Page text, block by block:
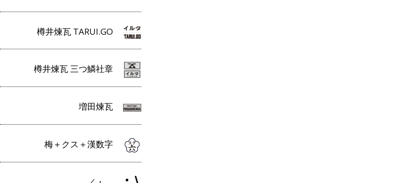
樽井煉瓦 TARUI.GO
樽井煉瓦 三つ鱗社章
増田煉瓦
梅＋クス＋漢数字